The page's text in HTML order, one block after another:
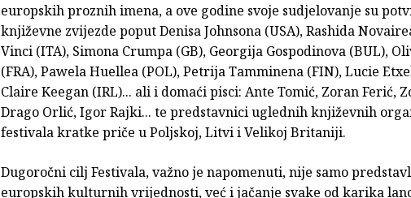
europskih proznih imena, a ove godine svoje sudjelovanje su
književne zvijezde poput Denisa Johnsona (USA), Rashida
Vinci (ITA), Simona Crumpa (GB), Georgija Gospodinova (BUL),
(FRA), Pawela Huellea (POL), Petrija Tamminena (FIN), Lucie
Claire Keegan (IRL)... ali i domaći pisci: Ante Tomić, Zoran Ferić,
Drago Orlić, Igor Rajki... te predstavnici uglednih književnih
festivala kratke priče u Poljskoj, Litvi i Velikoj Britaniji.
Dugoročni cilj Festivala, važno je napomenuti, nije samo
europskih kulturnih vrijednosti, već i jačanje svake od karika